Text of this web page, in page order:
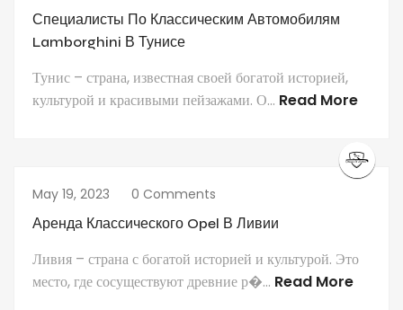
Специалисты По Классическим Автомобилям
Lamborghini В Тунисе
Тунис – страна, известная своей богатой историей,
культурой и красивыми пейзажами. О... Read More
May 19, 2023 0 Comments
Аренда Классического Opel В Ливии
Ливия – страна с богатой историей и культурой. Это
место, где сосуществуют древние р�... Read More